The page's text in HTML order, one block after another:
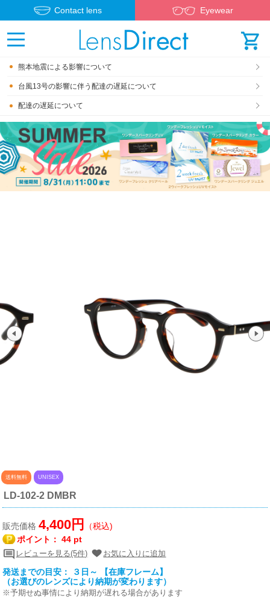
Contact lens Eyewear
熊本地震による影響について
台風13号の影響に伴う配達の遅延について
配達の遅延について
送料無料 UNISEX
LD-102-2 DMBR
販売価格4,400円
（税込)
ポイント：44 pt
レビューを見る(5件) お気に入りに追加
発送までの目安： ３日～ 【在庫フレーム】
（お選びのレンズにより納期が変わります）
※予期せぬ事情により納期が遅れる場合があります